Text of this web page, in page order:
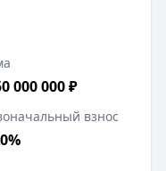
000 000 ₽
взнос